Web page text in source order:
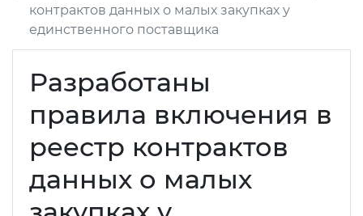
контрактов данных о малых закупках у
единственного поставщика
Разработаны
правила включения в
реестр контрактов
данных о малых